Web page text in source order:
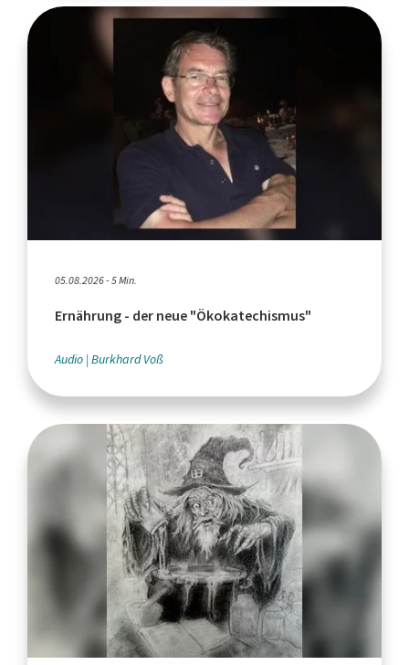
05.08.2026 - 5 Min.
Ernährung - der neue "Ökokatechismus"
Audio Burkhard Voß